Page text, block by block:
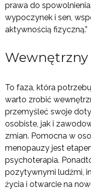
prawa do
wypoczynek i sen,
aktywnością fizyczną.”
To faza, która
warto zrobić
przemyśleć swoje
osobiste, jak i
zmian. Pomocna w
menopauzy jest
psychoterapia.
pozytywnymi ludźmi,
życia i otwarcie na